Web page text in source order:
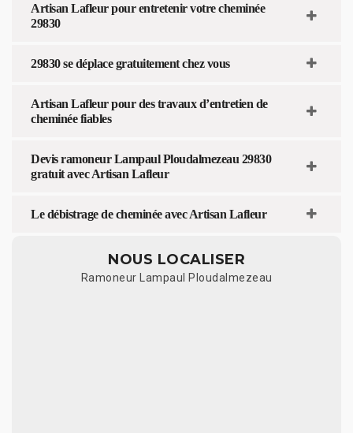
Artisan Lafleur pour entretenir votre cheminée
29830
29830 se déplace gratuitement chez vous
Artisan Lafleur pour des travaux d’entretien de
cheminée fiables
Devis ramoneur Lampaul Ploudalmezeau 29830
gratuit avec Artisan Lafleur
Le débistrage de cheminée avec Artisan Lafleur
NOUS LOCALISER
Ramoneur Lampaul Ploudalmezeau